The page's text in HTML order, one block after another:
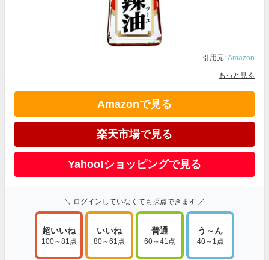
引用元: Amazon
もっと見る
Amazonで見る
楽天市場で見る
Yahoo!ショッピングで見る
＼ ログインしていなくても採点できます ／
超いいね
100～81点
いいね
80～61点
普通
60～41点
う～ん
40～1点